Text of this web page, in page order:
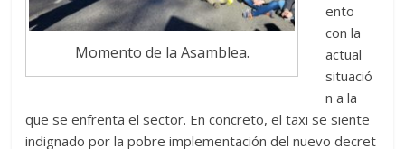
Momento de la Asamblea.
ento
con la
actual
situació
n a la
que se enfrenta el sector. En concreto, el taxi se siente
indignado por la pobre implementación del nuevo decret